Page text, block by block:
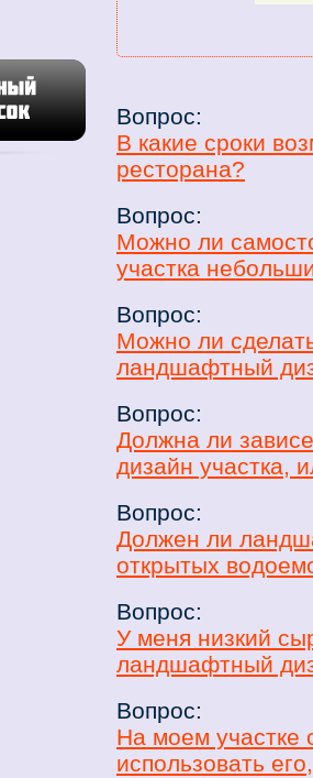
Вопрос:
В какие сроки
ресторана?
Вопрос:
Можно ли
участка
Вопрос:
Можно ли
ландшафтный
Вопрос:
Должна ли
дизайн участка,
Вопрос:
Должен ли
открытых
Вопрос:
У меня низкий
ландшафтный
Вопрос:
На моем участке
использовать